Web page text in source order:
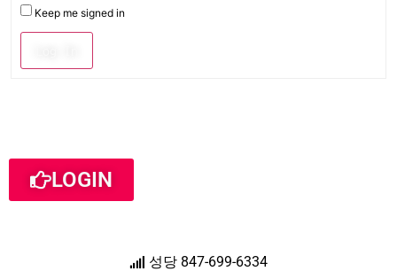
Keep me signed in
LOGIN
성당 847-699-6334